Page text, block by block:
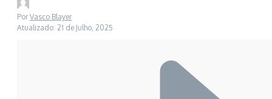
PorVasco Blayer
Atualizado: 21 de Julho, 2025